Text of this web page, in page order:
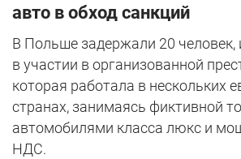
авто в обход санкций
В Польше задержали 20 человек,
в участии в организованной
которая работала в нескольких
странах, занимаясь фиктивной
автомобилями класса люкс и
НДС.